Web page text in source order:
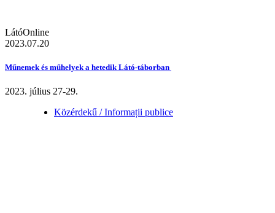
LátóOnline
2023.07.20
Műnemek és műhelyek a hetedik Látó-táborban
2023. július 27-29.
Közérdekű / Informații publice